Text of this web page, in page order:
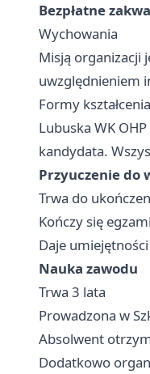
Bezpłatne
Wychowania
Misją organizacji
uwzględnieniem
Formy
Lubuska WK
kandydata.
Przyuczenie do
Trwa do
Kończy się
Daje
Nauka zawodu
Trwa 3 lata
Prowadzona w
Absolwent
Dodatkowo